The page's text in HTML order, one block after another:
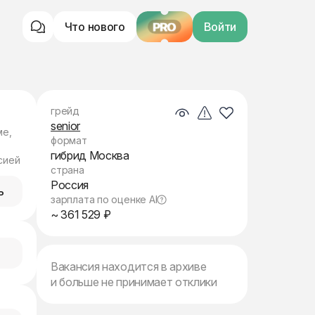
Что нового PRO Войти
грейд
senior
формат
гибрид Москва
страна
Россия
зарплата по оценке AI
~ 361 529 ₽
Вакансия находится в архиве
и больше не принимает отклики